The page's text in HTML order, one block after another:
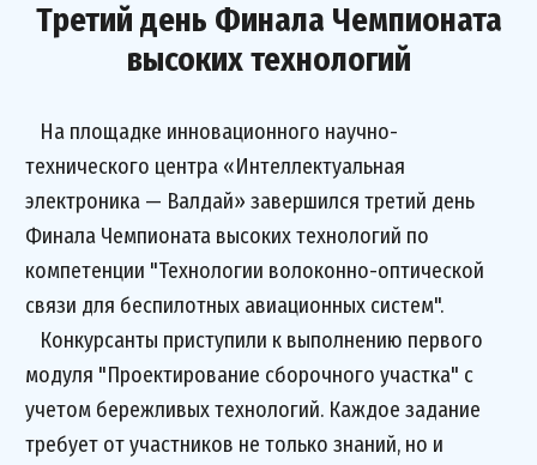
Третий день Финала Чемпионата
высоких технологий
На площадке инновационного научно-
технического центра «Интеллектуальная
электроника — Валдай» завершился третий день
Финала Чемпионата высоких технологий по
компетенции "Технологии волоконно-оптической
связи для беспилотных авиационных систем".
Конкурсанты приступили к выполнению первого
модуля "Проектирование сборочного участка" с
учетом бережливых технологий. Каждое задание
требует от участников не только знаний, но и